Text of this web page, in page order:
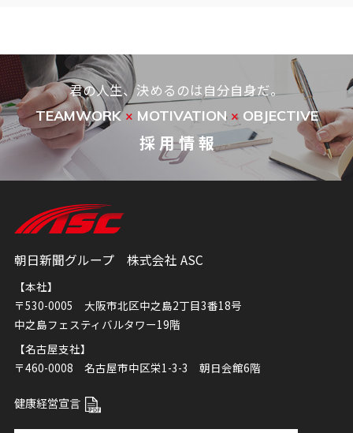
君の人生、決めるのは自分自身だ。
TEAMWORK× MOTIVATION ×OBJECTIVE
採 用 情 報
朝日新聞グループ 株式会社 ASC
【本社】
〒530-0005 大阪市北区中之島2丁目3番18号
中之島フェスティバルタワー19階
【名古屋支社】
〒460-0008 名古屋市中区栄1-3-3 朝日会館6階
健康経営宣言